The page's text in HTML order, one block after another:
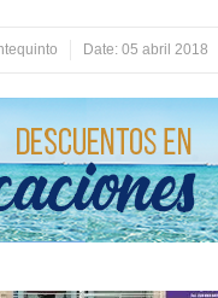
Date: 05 abril 2018